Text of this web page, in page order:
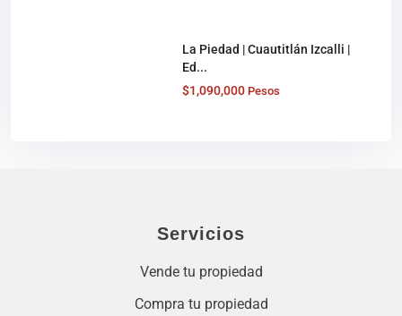
La Piedad | Cuautitlán Izcalli |
Ed...
$1,090,000 Pesos
Servicios
Vende tu propiedad
Compra tu propiedad